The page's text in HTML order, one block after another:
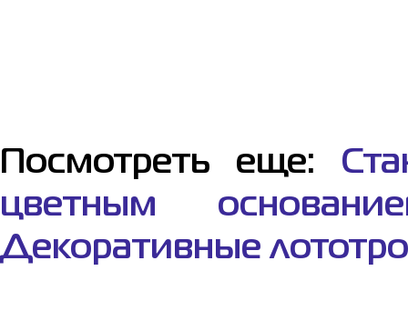
Посмотреть еще:
цветным
Декоративные